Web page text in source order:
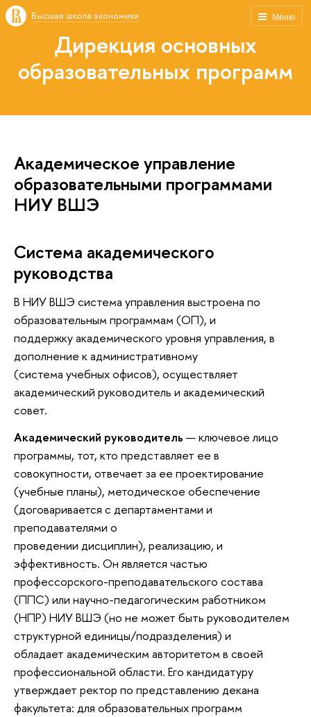
Меню
Высшая школа экономики
Дирекция основных
образовательных программ
Академическое управление
образовательными программами
НИУ ВШЭ
Система академического
руководства
В НИУ ВШЭ система управления выстроена по
образовательным программам (ОП), и
поддержку академического уровня управления, в
дополнение к административному
(система учебных офисов), осуществляет
академический руководитель и академический
совет.
Академический руководитель — ключевое лицо
программы, тот, кто представляет ее в
совокупности, отвечает за ее проектирование
(учебные планы), методическое обеспечение
(договаривается с департаментами и
преподавателями о
проведении дисциплин), реализацию, и
эффективность. Он является частью
профессорского-преподавательского состава
(ППС) или научно-педагогическим работником
(НПР) НИУ ВШЭ (но не может быть руководителем
структурной единицы/подразделения) и
обладает академическим авторитетом в своей
профессиональной области. Его кандидатуру
утверждает ректор по представлению декана
факультета: для образовательных программ